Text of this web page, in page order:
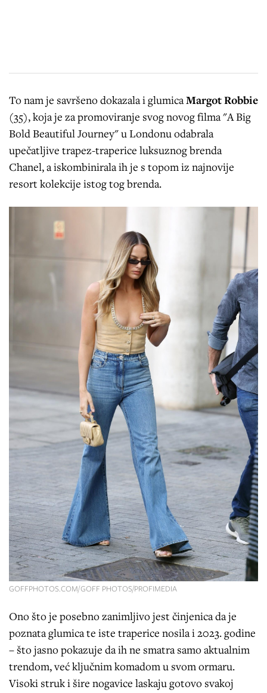
To nam je savršeno dokazala i glumicaMargot Robbie
(35), koja je za promoviranje svog novog filma "A Big
Bold Beautiful Journey" u Londonu odabrala
upečatljive trapez-traperice luksuznog brenda
Chanel, a iskombinirala ih je s topom iz najnovije
resort kolekcije istog tog brenda.
GOFFPHOTOS.COM/GOFF PHOTOS/PROFIMEDIA
Ono što je posebno zanimljivo jest činjenica da je
poznata glumica te iste traperice nosila i 2023. godine
– što jasno pokazuje da ih ne smatra samo aktualnim
trendom, već ključnim komadom u svom ormaru.
Visoki struk i šire nogavice laskaju gotovo svakoj